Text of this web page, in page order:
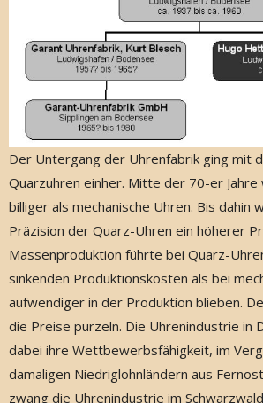
Der Untergang der Uhrenfabrik ging mit
Quarzuhren einher. Mitte der 70-er Jahre
billiger als mechanische Uhren. Bis dahin
Präzision der Quarz-Uhren ein höherer
Massenproduktion führte bei Quarz-
sinkenden Produktionskosten als bei
aufwendiger in der Produktion blieben.
die Preise purzeln. Die Uhrenindustrie in
dabei ihre Wettbewerbsfähigkeit, im
damaligen Niedriglohnländern aus
zwang die Uhrenindustrie im